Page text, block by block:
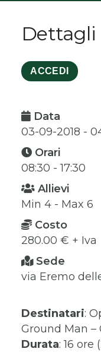
Destinatari:
Ground Man –
Durata: 16 ore
Dettagli
ACCEDI
Data
03-09-2018 -
Orari
08:30 - 17:30
Allievi
Min 4 - Max 6
Costo
280.00 € + Iva
Sede
via Eremo